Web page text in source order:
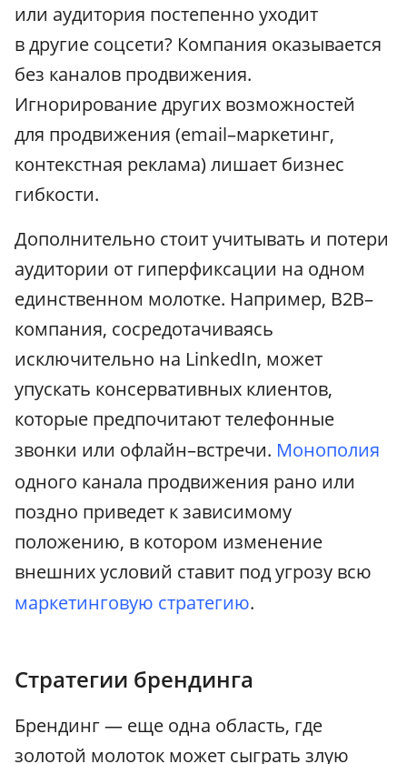
или аудитория постепенно уходит
в другие соцсети? Компания оказывается
без каналов продвижения.
Игнорирование других возможностей
для продвижения (email–маркетинг,
контекстная реклама) лишает бизнес
гибкости.
Дополнительно стоит учитывать и потери
аудитории от гиперфиксации на одном
единственном молотке. Например, B2B–
компания, сосредотачиваясь
исключительно на LinkedIn, может
упускать консервативных клиентов,
которые предпочитают телефонные
звонки или офлайн–встречи. Монополия
одного канала продвижения рано или
поздно приведет к зависимому
положению, в котором изменение
внешних условий ставит под угрозу всю
маркетинговую стратегию.
Стратегии брендинга
Брендинг — еще одна область, где
золотой молоток может сыграть злую